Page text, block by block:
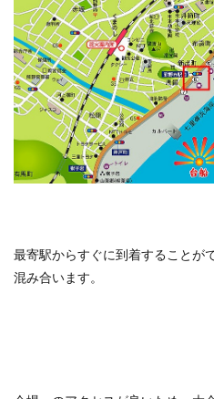
最寄駅からすぐに到着することが
混み合います。